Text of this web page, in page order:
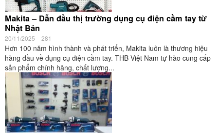
Makita – Dẫn đầu thị trường dụng cụ điện cầm tay từ
Nhật Bản
20/11/2025 281
Hơn 100 năm hình thành và phát triển, Makita luôn là thương hiệu
hàng đầu về dụng cụ điện cầm tay. THB Việt Nam tự hào cung cấp
sản phẩm chính hãng, chất lượng...